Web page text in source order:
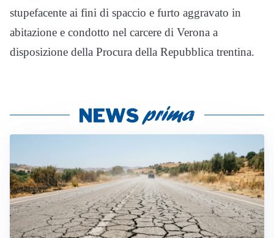
stupefacente ai fini di spaccio e furto aggravato in
abitazione e condotto nel carcere di Verona a
disposizione della Procura della Repubblica trentina.